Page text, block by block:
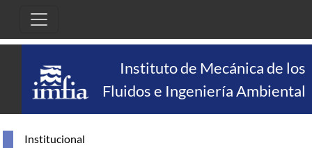
Instituto de Mecánica de los
Fluidos e Ingeniería Ambiental
Institucional